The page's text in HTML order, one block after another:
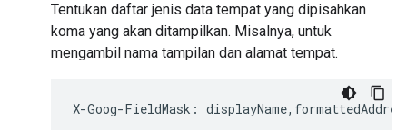
Tentukan daftar jenis data tempat yang dipisahkan
koma yang akan ditampilkan. Misalnya, untuk
mengambil nama tampilan dan alamat tempat.
X-Goog-FieldMask : displayName,